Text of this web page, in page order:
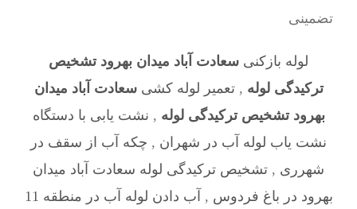
تضمینی
لوله بازکنی سعادت آباد میدان بهرود تشخیص
ترکیدگی لوله ,تعمیر لوله کشیسعادت آباد میدان
بهرود تشخیص ترکیدگی لوله , نشت یابی با دستگاه
نشت یاب لوله آب در شهران , چکه آب از سقف در
شهرری , تشخیص ترکیدگی لوله سعادت آباد میدان
بهرود در باغ فردوس , آب دادن لوله آب در منطقه 11